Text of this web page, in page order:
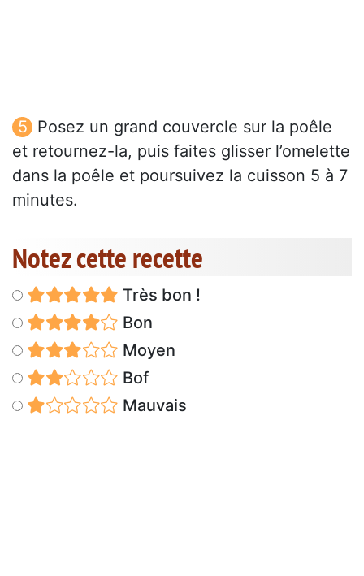
Posez un grand couvercle sur la poêle
et retournez-la, puis faites glisser l’omelette
dans la poêle et poursuivez la cuisson 5 à 7
minutes.
Notez cette recette
Très bon !
Bon
Moyen
Bof
Mauvais